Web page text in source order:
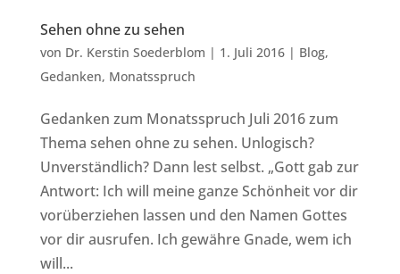
Sehen ohne zu sehen
von Dr. Kerstin Soederblom | 1. Juli 2016| Blog,
Gedanken, Monatsspruch
Gedanken zum Monatsspruch Juli 2016 zum
Thema sehen ohne zu sehen. Unlogisch?
Unverständlich? Dann lest selbst. „Gott gab zur
Antwort: Ich will meine ganze Schönheit vor dir
vorüberziehen lassen und den Namen Gottes
vor dir ausrufen. Ich gewähre Gnade, wem ich
will...